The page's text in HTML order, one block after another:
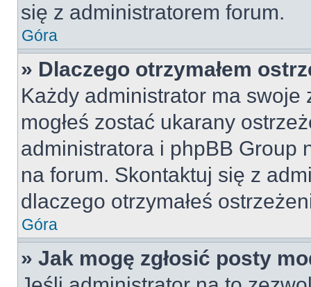
się z administratorem forum.
Góra
» Dlaczego otrzymałem
Każdy administrator ma swoje
mogłeś zostać ukarany
administratora i phpBB Group
na forum. Skontaktuj się z
dlaczego otrzymałeś
Góra
» Jak mogę zgłosić posty